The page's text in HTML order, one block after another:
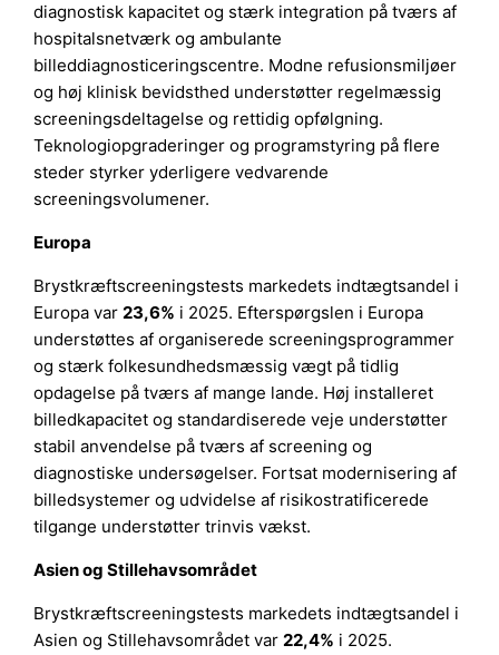
diagnostisk kapacitet og stærk integration på tværs af
hospitalsnetværk og ambulante
billeddiagnosticeringscentre. Modne refusionsmiljøer
og høj klinisk bevidsthed understøtter regelmæssig
screeningsdeltagelse og rettidig opfølgning.
Teknologiopgraderinger og programstyring på flere
steder styrker yderligere vedvarende
screeningsvolumener.
Europa
Brystkræftscreeningstests markedets indtægtsandel i
Europa var23,6% i 2025. Efterspørgslen i Europa
understøttes af organiserede screeningsprogrammer
og stærk folkesundhedsmæssig vægt på tidlig
opdagelse på tværs af mange lande. Høj installeret
billedkapacitet og standardiserede veje understøtter
stabil anvendelse på tværs af screening og
diagnostiske undersøgelser. Fortsat modernisering af
billedsystemer og udvidelse af risikostratificerede
tilgange understøtter trinvis vækst.
Asien og Stillehavsområdet
Brystkræftscreeningstests markedets indtægtsandel i
Asien og Stillehavsområdet var22,4% i 2025.